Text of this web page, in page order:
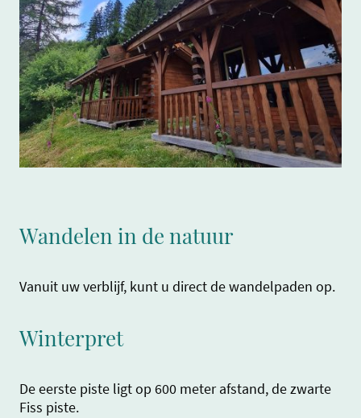
Wandelen in de natuur
Vanuit uw verblijf, kunt u direct de wandelpaden op.
Winterpret
De eerste piste ligt op 600 meter afstand, de zwarte
Fiss piste.